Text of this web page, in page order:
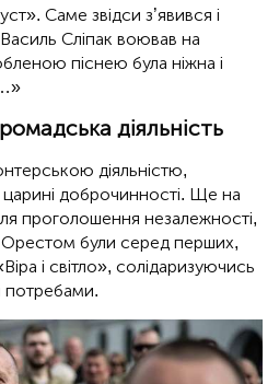
Саме звідси з’явився і
Сліпак воював на
піснею була ніжна і
діяльність
діяльністю,
доброчинності. Ще на
проголошення незалежності,
Орестом були серед перших,
і світло», солідаризуючись
потребами.